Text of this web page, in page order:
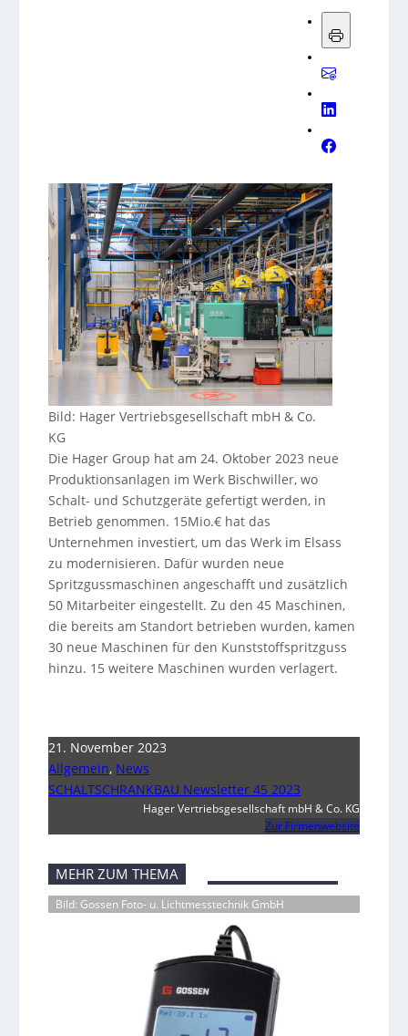
Bild: Hager Vertriebsgesellschaft mbH & Co.
KG
Die Hager Group hat am 24. Oktober 2023 neue
Produktionsanlagen im Werk Bischwiller, wo
Schalt- und Schutzgeräte gefertigt werden, in
Betrieb genommen. 15Mio.€ hat das
Unternehmen investiert, um das Werk im Elsass
zu modernisieren. Dafür wurden neue
Spritzgussmaschinen angeschafft und zusätzlich
50 Mitarbeiter eingestellt. Zu den 45 Maschinen,
die bereits am Standort betrieben wurden, kamen
30 neue Maschinen für den Kunststoffspritzguss
hinzu. 15 weitere Maschinen wurden verlagert.
21. November 2023
Allgemein, News
SCHALTSCHRANKBAU Newsletter 45 2023
Hager Vertriebsgesellschaft mbH & Co. KG
Zur Firmenwebsite
MEHR ZUM THEMA
Bild: Gossen Foto- u. Lichtmesstechnik GmbH